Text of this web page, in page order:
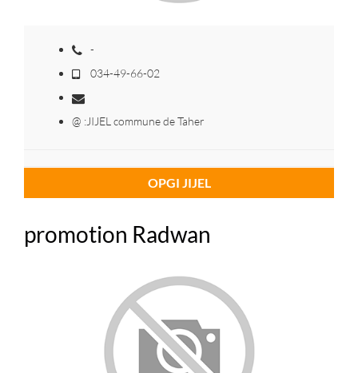
-
034-49-66-02
@ :JIJEL commune de Taher
OPGI JIJEL
promotion Radwan